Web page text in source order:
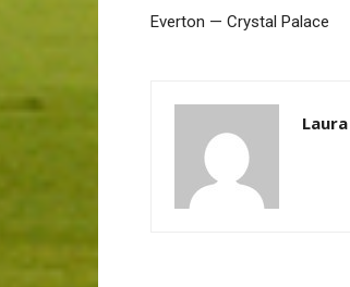
Everton — Crystal Palace